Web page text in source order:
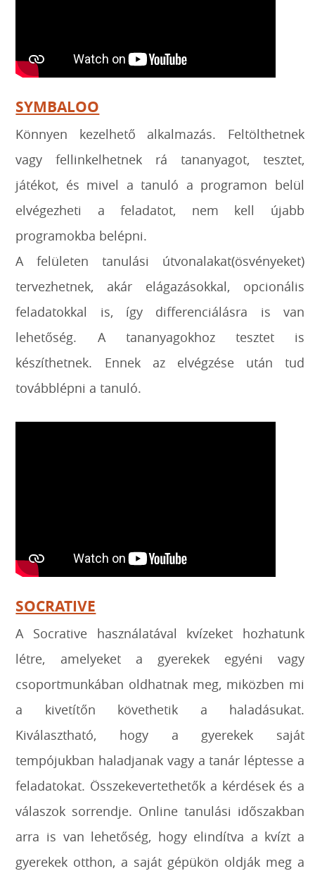
SYMBALOO
Könnyen kezelhető alkalmazás. Feltölthetnek
vagy fellinkelhetnek rá tananyagot, tesztet,
játékot, és mivel a tanuló a programon belül
elvégezheti a feladatot, nem kell újabb
programokba belépni.
A felületen tanulási útvonalakat(ösvényeket)
tervezhetnek, akár elágazásokkal, opcionális
feladatokkal is, így differenciálásra is van
lehetőség. A tananyagokhoz tesztet is
készíthetnek. Ennek az elvégzése után tud
továbblépni a tanuló.
SOCRATIVE
A Socrative használatával kvízeket hozhatunk
létre, amelyeket a gyerekek egyéni vagy
csoportmunkában oldhatnak meg, miközben mi
a kivetítőn követhetik a haladásukat.
Kiválasztható, hogy a gyerekek saját
tempójukban haladjanak vagy a tanár léptesse a
feladatokat. Összekevertethetők a kérdések és a
válaszok sorrendje. Online tanulási időszakban
arra is van lehetőség, hogy elindítva a kvízt a
gyerekek otthon, a saját gépükön oldják meg a